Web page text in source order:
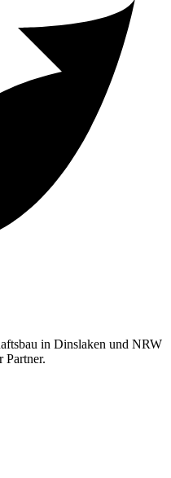
in Dinslaken und NRW
Partner.